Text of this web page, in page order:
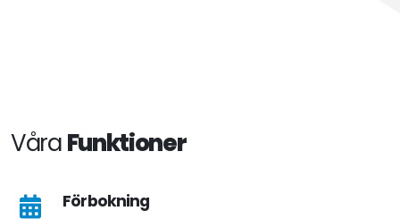
VåraFunktioner
Förbokning